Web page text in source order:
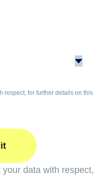
respect, for further details on this
data with respect,